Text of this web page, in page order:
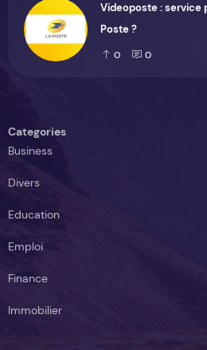
Videoposte : service
Poste ?
0 0
Categories
Business
Divers
Education
Emploi
Finance
Immobilier